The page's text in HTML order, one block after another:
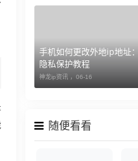
手机如何更改外地ip地址
隐私保护教程
神龙ip资讯 ， 06-16
随便看看